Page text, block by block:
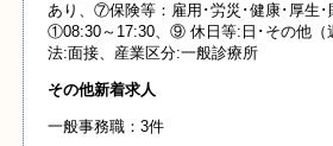
あり、⑦保険等：雇用･労災･健康･厚生･
①08:30～17:30、⑨ 休日等:日･その他（
法:面接、産業区分:一般診療所
その他新着求人
一般事務職：3件